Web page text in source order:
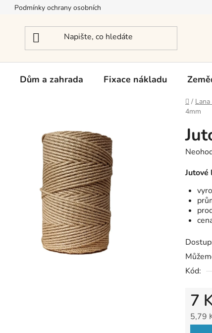
Podmínky ochrany osobních údajů
Dům a zahrada Fixace nákladu
Domů
/
4mm
0,0
5
Jutové
Kód:
7
5,79